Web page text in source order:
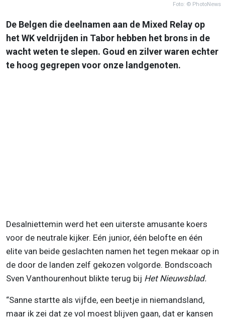
Foto: © PhotoNews
De Belgen die deelnamen aan de Mixed Relay op
het WK veldrijden in Tabor hebben het brons in de
wacht weten te slepen. Goud en zilver waren echter
te hoog gegrepen voor onze landgenoten.
Desalniettemin werd het een uiterste amusante koers
voor de neutrale kijker. Eén junior, één belofte en één
elite van beide geslachten namen het tegen mekaar op in
de door de landen zelf gekozen volgorde. Bondscoach
Sven Vanthourenhout blikte terug bij Het Nieuwsblad.
“Sanne startte als vijfde, een beetje in niemandsland,
maar ik zei dat ze vol moest blijven gaan, dat er kansen